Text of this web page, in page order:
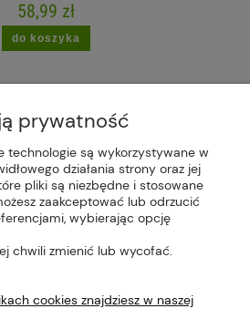
58,99 zł
do koszyka
z o.o. | Zakręcie 2K, 22-300
| sklep@plus-market.pl
953 | NIP: 5170405164
prywatność
technologie są wykorzystywane w
działania strony oraz jej
pliki są niezbędne i stosowane
zaakceptować lub odrzucić
wybierając opcję
chwili zmienić lub wycofać.
cookies znajdziesz w naszej